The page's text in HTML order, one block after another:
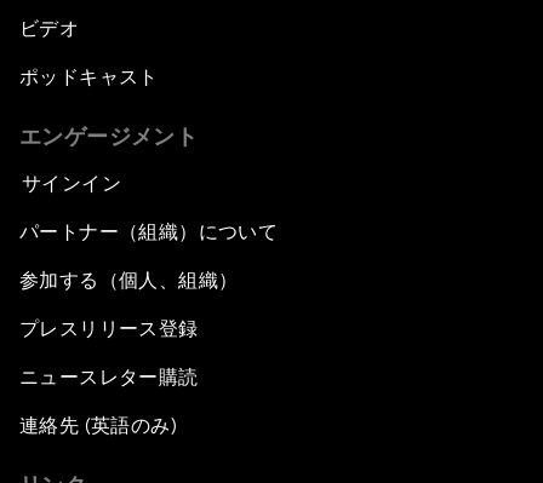
ビデオ
ポッドキャスト
エンゲージメント
サインイン
パートナー（組織）について
参加する（個人、組織）
プレスリリース登録
ニュースレター購読
連絡先 (英語のみ)